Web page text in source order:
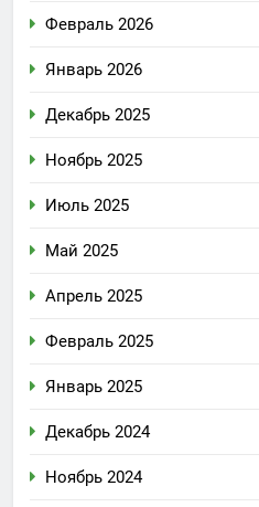
Февраль 2026
Январь 2026
Декабрь 2025
Ноябрь 2025
Июль 2025
Май 2025
Апрель 2025
Февраль 2025
Январь 2025
Декабрь 2024
Ноябрь 2024